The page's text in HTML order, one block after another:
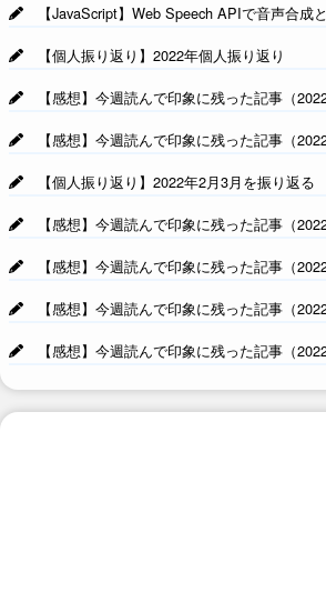
【JavaScript】Web Speech APIで音声合成
【個人振り返り】2022年個人振り返り
【感想】今週読んで印象に残った記事（
【感想】今週読んで印象に残った記事（
【個人振り返り】2022年2月3月を振り返る
【感想】今週読んで印象に残った記事（
【感想】今週読んで印象に残った記事（
【感想】今週読んで印象に残った記事（
【感想】今週読んで印象に残った記事（